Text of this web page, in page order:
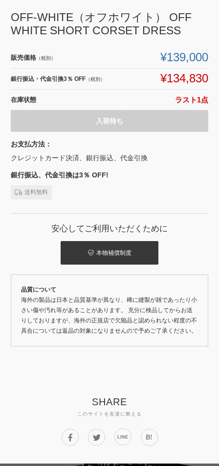
OFF-WHITE（オフホワイト） OFF
WHITE SHORT CORSET DRESS
販売価格 （税別） ¥139,000
銀行振込・代金引換3％ OFF （税別） ¥134,830
在庫状態 ラスト1点
入荷待ち
お支払方法：
クレジットカード決済、銀行振込、代金引換
銀行振込、代金引換は3％ OFF!
送料無料
安心してご利用いただくために
本物補償制度
品質について
海外の製品は日本と品質基準が異なり、稀に縫製が雑であったり小
さい傷や汚れ等があることがあります。 充分に検品してからお送
りしておりますが、海外の正規店で欠陥品と認められない程度の不
具合については返品の対象になりませんので予めご了承ください。
SHARE
このサイトを友達に教える
LINE B!